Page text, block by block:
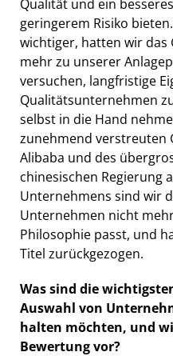
Qualität und ein
geringerem Risiko
wichtiger, hatten wir das
mehr zu unserer
versuchen, langfristige
Qualitätsunternehmen
selbst in die Hand
zunehmend verstreuten
Alibaba und des
chinesischen Regierung
Unternehmens sind wir
Unternehmen nicht
Philosophie passt, und
Titel zurückgezogen.
Was sind die
Auswahl von
halten möchten, und
Bewertung vor?